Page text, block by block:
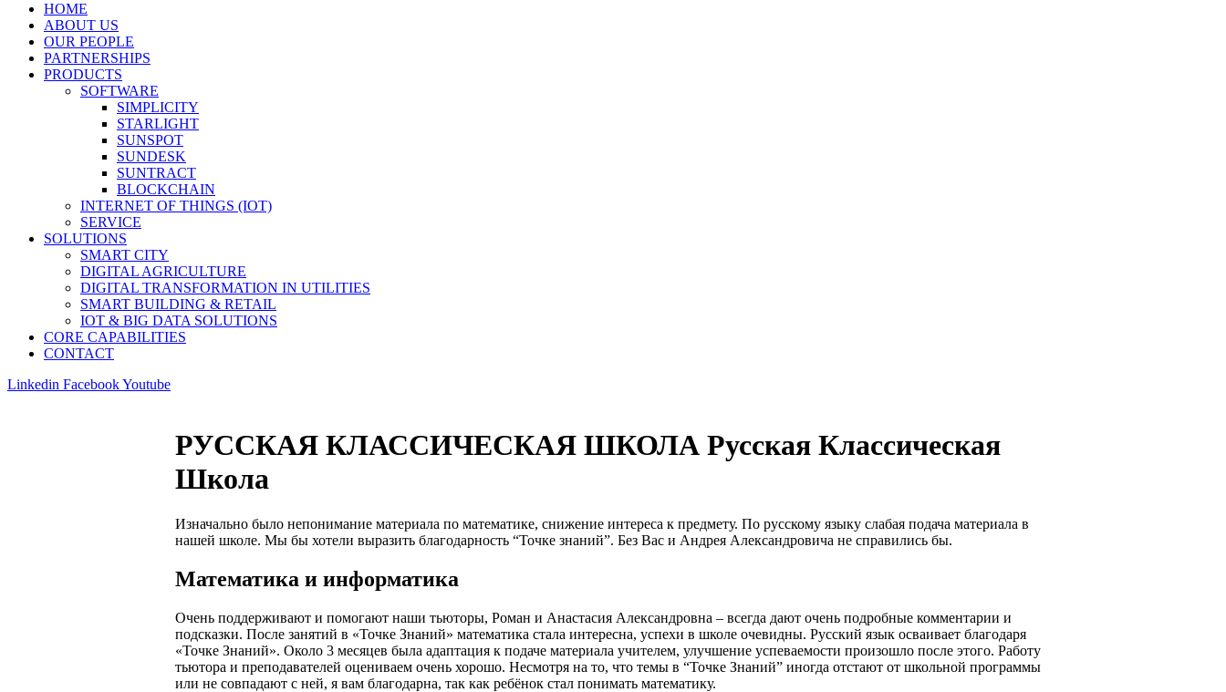
HOME
ABOUT US
OUR PEOPLE
PARTNERSHIPS
PRODUCTS
SOFTWARE
SIMPLICITY
STARLIGHT
SUNSPOT
SUNDESK
SUNTRACT
BLOCKCHAIN
INTERNET OF THINGS (IOT)
SERVICE
SOLUTIONS
SMART CITY
DIGITAL AGRICULTURE
DIGITAL TRANSFORMATION IN UTILITIES
SMART BUILDING & RETAIL
IOT & BIG DATA SOLUTIONS
CORE CAPABILITIES
CONTACT
Linkedin FacebookYoutube
РУССКАЯ КЛАССИЧЕСКАЯ ШКОЛА Русская Классическая
Школа
Изначально было непонимание материала по математике, снижение интереса к предмету. По русскому языку слабая подача материала в
нашей школе. Мы бы хотели выразить благодарность “Точке знаний”. Без Вас и Андрея Александровича не справились бы.
Математика и информатика
Очень поддерживают и помогают наши тьюторы, Роман и Анастасия Александровна – всегда дают очень подробные комментарии и
подсказки. После занятий в «Точке Знаний» математика стала интересна, успехи в школе очевидны. Русский язык осваивает благодаря
«Точке Знаний». Около 3 месяцев была адаптация к подаче материала учителем, улучшение успеваемости произошло после этого. Работу
тьютора и преподавателей оцениваем очень хорошо. Несмотря на то, что темы в “Точке Знаний” иногда отстают от школьной программы
или не совпадают с ней, я вам благодарна, так как ребёнок стал понимать математику.